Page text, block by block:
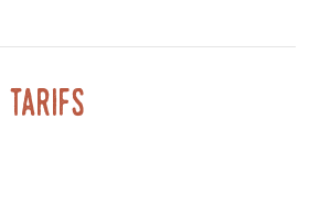
tarifs